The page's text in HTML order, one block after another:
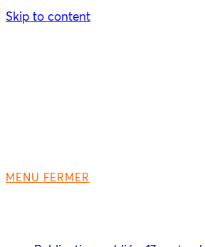
Skip to content
MENU FERMER